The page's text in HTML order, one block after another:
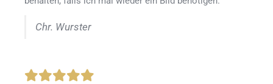
Chr. Wurster